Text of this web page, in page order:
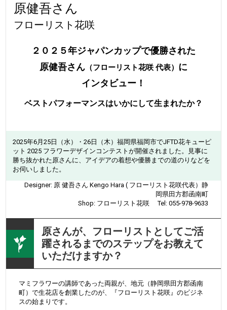
原健吾さん
フローリスト花咲
２０２５年ジャパンカップで優勝された
原健吾さん （フローリスト花咲 代表） に
インタビュー！
ベストパフォーマンスはいかにして生まれたか？
2025年6月25日（水）・26日（木）福岡県福岡市でJFTD花キューピ
ット 2025 フラワーデザインコンテストが開催されました。見事に
勝ち抜かれた原さんに、アイデアの着想や優勝までの道のりなどを
お伺いしました。
Designer: 原 健吾さん Kengo Hara ( フローリスト花咲代表）静
岡県田方郡函南町
Shop: フローリスト花咲 Tel: 055-978-9633
原さんが、フローリストとしてご活
躍されるまでのステップをお教えて
いただけますか？
マミフラワーの講師であった両親が、地元（静岡県田方郡函南
町）で生花店を創業したのが、『フローリスト花咲』のビジネ
スの始まりです。